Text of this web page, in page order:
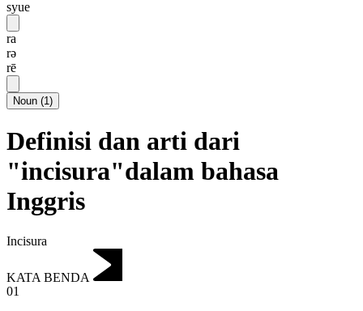
syue
ra
rə
rē
Noun (1)
Definisi dan arti dari
"incisura"dalam bahasa
Inggris
Incisura
KATA BENDA
01